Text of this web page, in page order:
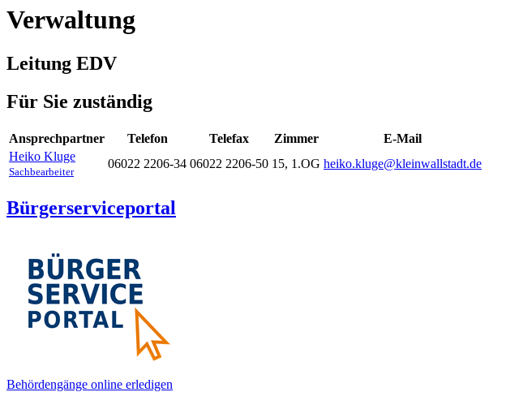
Verwaltung
Leitung EDV
Für Sie zuständig
Ansprechpartner Telefon Telefax Zimmer
E-Mail
Heiko Kluge
Sachbearbeiter
06022 2206-34 06022 2206-50 15, 1.OG heiko.kluge@kleinwallstadt.de
Bürgerserviceportal
Behördengänge online erledigen